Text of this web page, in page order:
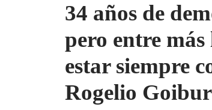
34 años de
pero entre más
estar siempre
Rogelio